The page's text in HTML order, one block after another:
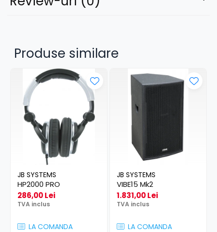
Produse similare
JB SYSTEMS
HP2000 PRO
286,00 Lei
TVA inclus
LA COMANDA
JB SYSTEMS
VIBE15 Mk2
1.831,00 Lei
TVA inclus
LA COMANDA